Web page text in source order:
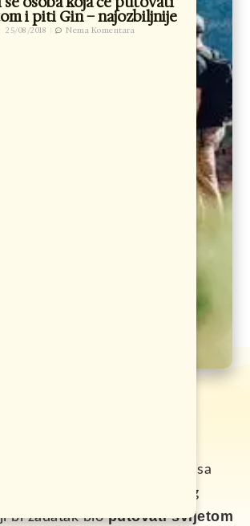
i piti Gin – najozbiljnije
25/08/2018 Nema Komentara
zajedno sa
Group traži globalnog
bi zadatak bioputovati svijetom